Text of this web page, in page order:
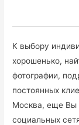
К выбору
хорошенько,
фотографии,
постоянных
Москва, еще Вы
социальных